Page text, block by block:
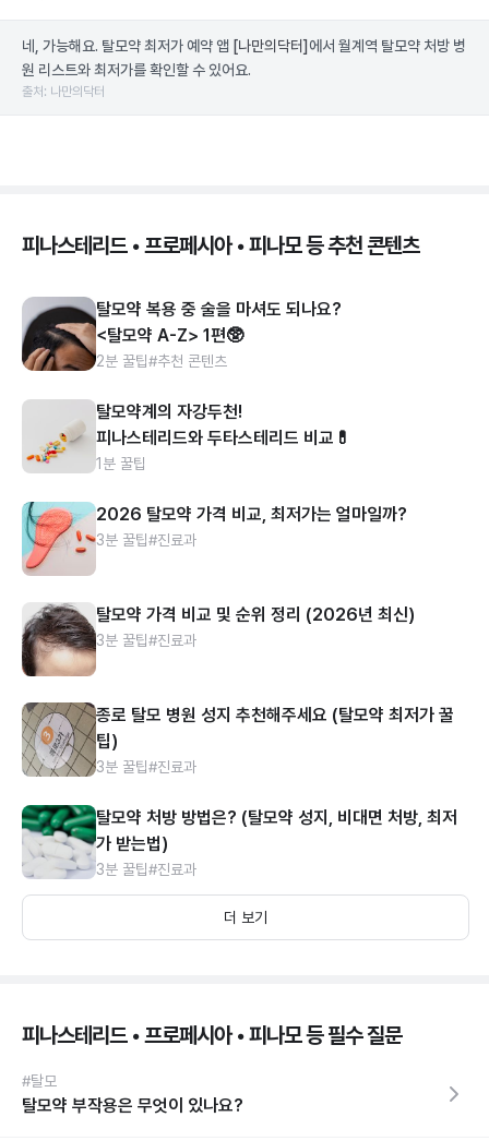
네, 가능해요. 탈모약 최저가 예약 앱 [나만의닥터] 에서 월계역 탈모약 처방 병
원 리스트와 최저가를 확인할 수 있어요.
출처: 나만의닥터
피나스테리드 • 프로페시아 • 피나모 등 추천 콘텐츠
탈모약 복용 중 술을 마셔도 되나요?
<탈모약 A-Z> 1편🥸
2분 꿀팁#추천 콘텐츠
탈모약계의 자강두천!
피나스테리드와 두타스테리드 비교💊
1분 꿀팁
2026 탈모약 가격 비교, 최저가는 얼마일까?
3분 꿀팁#진료과
탈모약 가격 비교 및 순위 정리 (2026년 최신)
3분 꿀팁#진료과
종로 탈모 병원 성지 추천해주세요 (탈모약 최저가 꿀
팁)
3분 꿀팁#진료과
탈모약 처방 방법은? (탈모약 성지, 비대면 처방, 최저
가 받는법)
3분 꿀팁#진료과
더 보기
피나스테리드 • 프로페시아 • 피나모 등 필수 질문
#탈모
탈모약 부작용은 무엇이 있나요?